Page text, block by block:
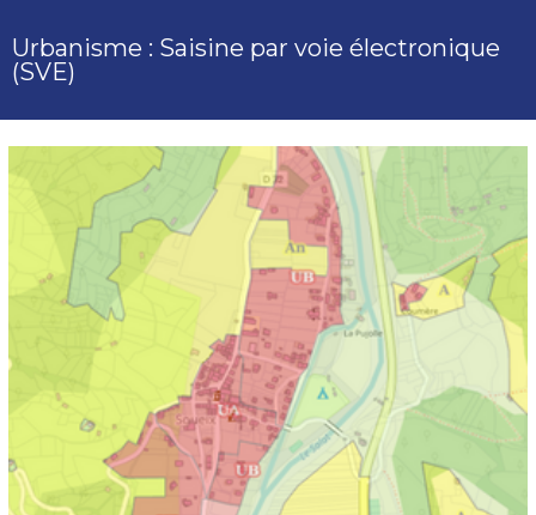
Urbanisme : Saisine par voie électronique
(SVE)